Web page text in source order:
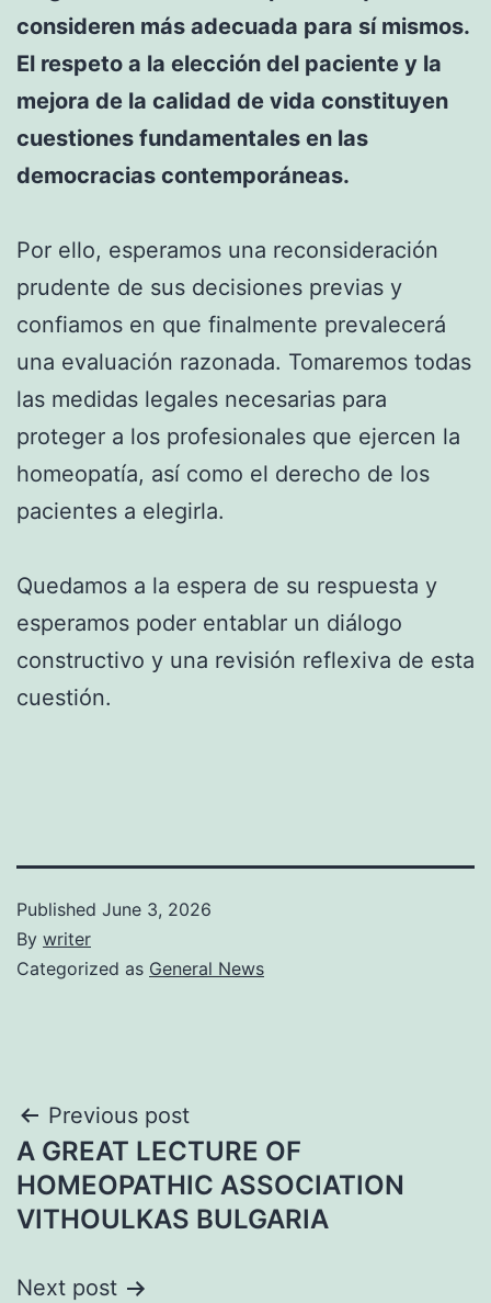
consideren más adecuada para sí mismos.
El respeto a la elección del paciente y la
mejora de la calidad de vida constituyen
cuestiones fundamentales en las
democracias contemporáneas.
Por ello, esperamos una reconsideración
prudente de sus decisiones previas y
confiamos en que finalmente prevalecerá
una evaluación razonada. Tomaremos todas
las medidas legales necesarias para
proteger a los profesionales que ejercen la
homeopatía, así como el derecho de los
pacientes a elegirla.
Quedamos a la espera de su respuesta y
esperamos poder entablar un diálogo
constructivo y una revisión reflexiva de esta
cuestión.
Published June 3, 2026
By writer
Categorized as General News
Post
navigation
Previous post
A GREAT LECTURE OF
HOMEOPATHIC ASSOCIATION
VITHOULKAS BULGARIA
Next post